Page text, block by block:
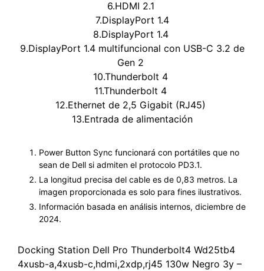
6.HDMI 2.1
7.DisplayPort 1.4
8.DisplayPort 1.4
9.DisplayPort 1.4 multifuncional con USB-C 3.2 de
Gen 2
10.Thunderbolt 4
11.Thunderbolt 4
12.Ethernet de 2,5 Gigabit (RJ45)
13.Entrada de alimentación
Power Button Sync funcionará con portátiles que no
sean de Dell si admiten el protocolo PD3.1.
La longitud precisa del cable es de 0,83 metros. La
imagen proporcionada es solo para fines ilustrativos.
Información basada en análisis internos, diciembre de
2024.
Docking Station Dell Pro Thunderbolt4 Wd25tb4
4xusb-a,4xusb-c,hdmi,2xdp,rj45 130w Negro 3y –